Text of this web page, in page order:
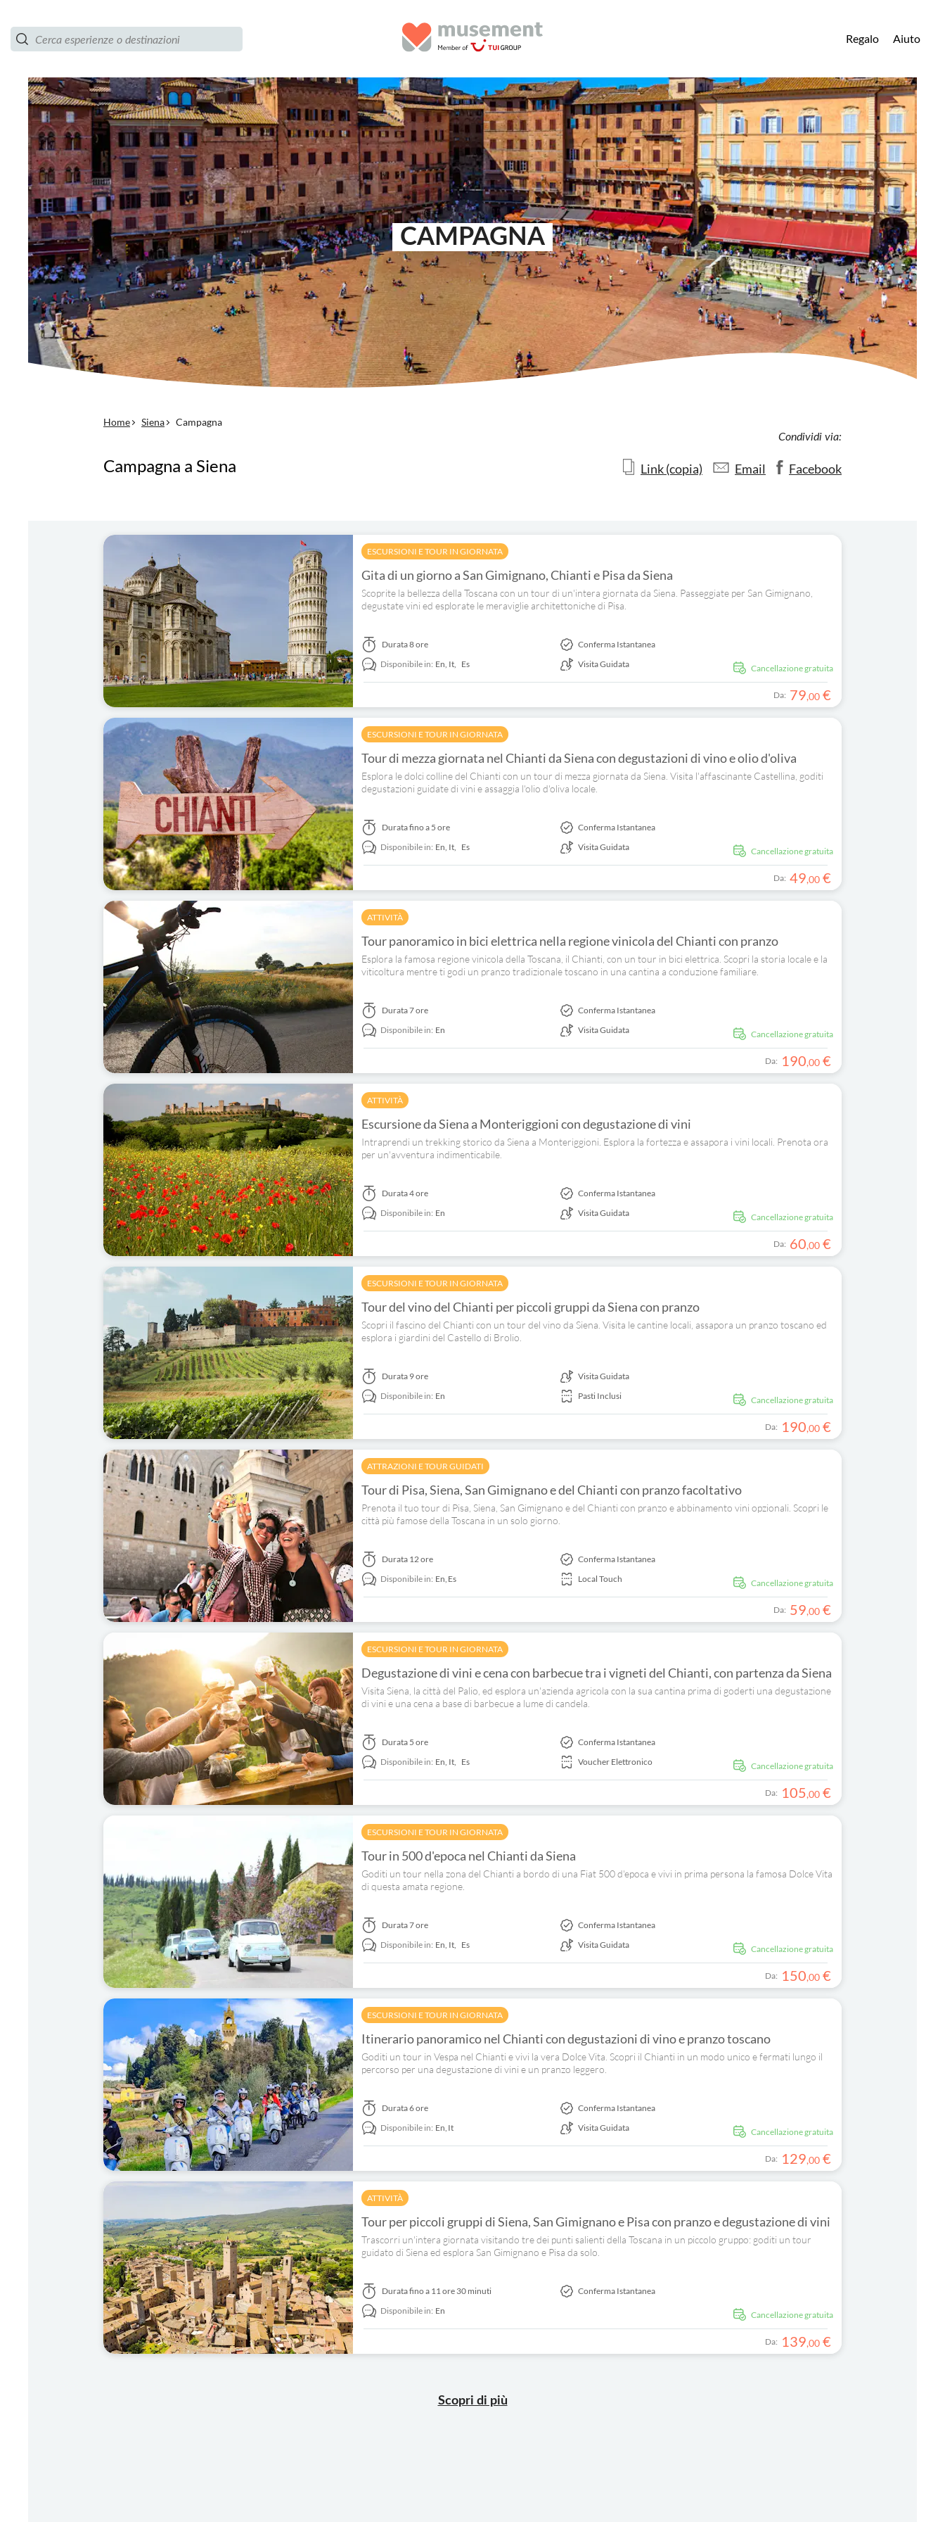
Regalo Aiuto
CAMPAGNA
Home Siena Campagna
Campagna a Siena
Condividi via:
Link (copia) Email Facebook
ESCURSIONI E TOUR IN GIORNATA
Gita di un giorno a San Gimignano, Chianti e Pisa da Siena
Scoprite la bellezza della Toscana con un tour di un'intera giornata da Siena. Passeggiate per San Gimignano,
degustate vini ed esplorate le meraviglie architettoniche di Pisa.
Cancellazione gratuita
Durata8 ore
Disponibile in: En, It, Es
Conferma Istantanea
Visita Guidata
Da: 79,00 €
ESCURSIONI E TOUR IN GIORNATA
Tour di mezza giornata nel Chianti da Siena con degustazioni di vino e olio d'oliva
Esplora le dolci colline del Chianti con un tour di mezza giornata da Siena. Visita l'affascinante Castellina, goditi
degustazioni guidate di vini e assaggia l'olio d'oliva locale.
Cancellazione gratuita
Duratafino a 5 ore
Disponibile in: En, It, Es
Conferma Istantanea
Visita Guidata
Da: 49,00 €
ATTIVITÀ
Tour panoramico in bici elettrica nella regione vinicola del Chianti con pranzo
Esplora la famosa regione vinicola della Toscana, il Chianti, con un tour in bici elettrica. Scopri la storia locale e la
viticoltura mentre ti godi un pranzo tradizionale toscano in una cantina a conduzione familiare.
Cancellazione gratuita
Durata7 ore
Disponibile in: En
Conferma Istantanea
Visita Guidata
Da: 190,00 €
ATTIVITÀ
Escursione da Siena a Monteriggioni con degustazione di vini
Intraprendi un trekking storico da Siena a Monteriggioni. Esplora la fortezza e assapora i vini locali. Prenota ora
per un'avventura indimenticabile.
Cancellazione gratuita
Durata4 ore
Disponibile in: En
Conferma Istantanea
Visita Guidata
Da: 60,00 €
ESCURSIONI E TOUR IN GIORNATA
Tour del vino del Chianti per piccoli gruppi da Siena con pranzo
Scopri il fascino del Chianti con un tour del vino da Siena. Visita le cantine locali, assapora un pranzo toscano ed
esplora i giardini del Castello di Brolio.
Cancellazione gratuita
Durata 9 ore
Disponibile in: En
Visita Guidata
Pasti Inclusi
Da: 190,00 €
ATTRAZIONI E TOUR GUIDATI
Tour di Pisa, Siena, San Gimignano e del Chianti con pranzo facoltativo
Prenota il tuo tour di Pisa, Siena, San Gimignano e del Chianti con pranzo e abbinamento vini opzionali. Scopri le
città più famose della Toscana in un solo giorno.
Cancellazione gratuita
Durata 12 ore
Disponibile in: En, Es
Conferma Istantanea
Local Touch
Da: 59,00 €
ESCURSIONI E TOUR IN GIORNATA
Degustazione di vini e cena con barbecue tra i vigneti del Chianti, con partenza da Siena
Visita Siena, la città del Palio, ed esplora un'azienda agricola con la sua cantina prima di goderti una degustazione
di vini e una cena a base di barbecue a lume di candela.
Cancellazione gratuita
Durata 5 ore
Disponibile in: En, It, Es
Conferma Istantanea
Voucher Elettronico
Da: 105,00 €
ESCURSIONI E TOUR IN GIORNATA
Tour in 500 d'epoca nel Chianti da Siena
Goditi un tour nella zona del Chianti a bordo di una Fiat 500 d'epoca e vivi in prima persona la famosa Dolce Vita
di questa amata regione.
Cancellazione gratuita
Durata7 ore
Disponibile in: En, It, Es
Conferma Istantanea
Visita Guidata
Da: 150,00 €
ESCURSIONI E TOUR IN GIORNATA
Itinerario panoramico nel Chianti con degustazioni di vino e pranzo toscano
Goditi un tour in Vespa nel Chianti e vivi la vera Dolce Vita. Scopri il Chianti in un modo unico e fermati lungo il
percorso per una degustazione di vini e un pranzo leggero.
Cancellazione gratuita
Durata6 ore
Disponibile in: En, It
Conferma Istantanea
Visita Guidata
Da: 129,00 €
ATTIVITÀ
Tour per piccoli gruppi di Siena, San Gimignano e Pisa con pranzo e degustazione di vini
Trascorri un'intera giornata visitando tre dei punti salienti della Toscana in un piccolo gruppo: goditi un tour
guidato di Siena ed esplora San Gimignano e Pisa da solo.
Cancellazione gratuita
Duratafino a 11 ore 30 minuti
Disponibile in: En
Conferma Istantanea
Da: 139,00 €
Scopri di più